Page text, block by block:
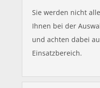
Sie werden nicht
Ihnen bei der
und achten dabei
Einsatzbereich.